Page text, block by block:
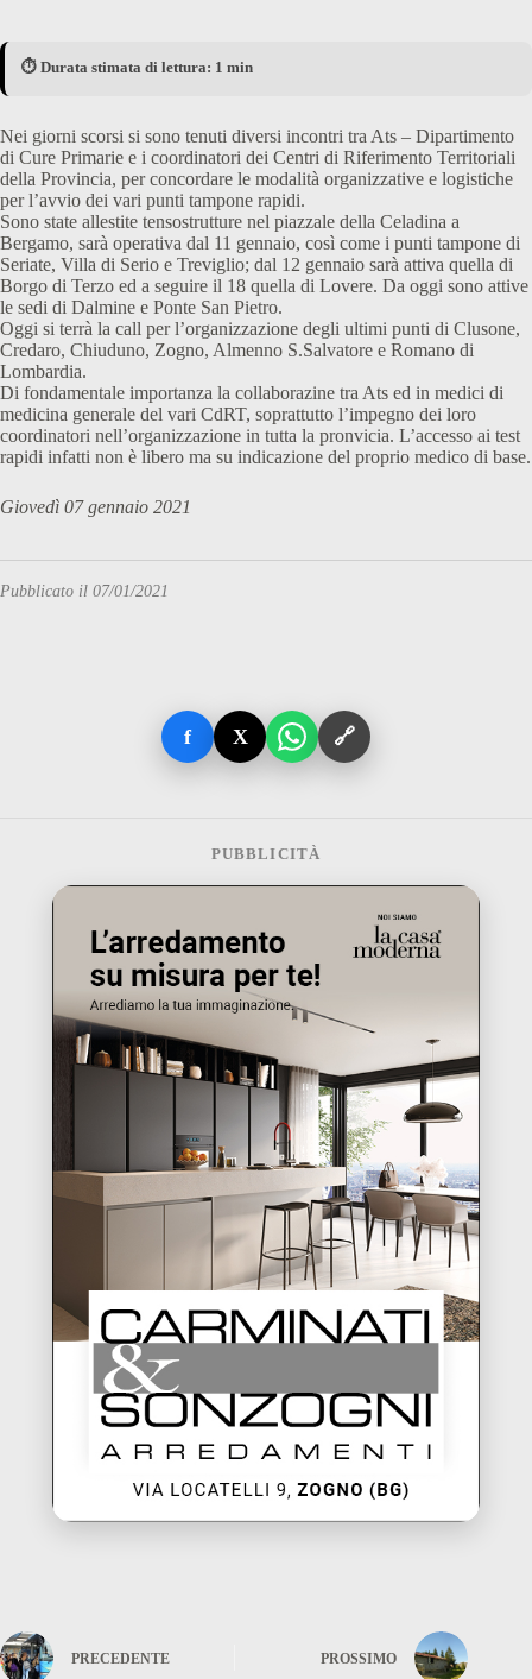
⏱️ Durata stimata di lettura: 1 min
Nei giorni scorsi si sono tenuti diversi incontri tra Ats – Dipartimento
di Cure Primarie e i coordinatori dei Centri di Riferimento Territoriali
della Provincia, per concordare le modalità organizzative e logistiche
per l’avvio dei vari punti tampone rapidi.
Sono state allestite tensostrutture nel piazzale della Celadina a
Bergamo, sarà operativa dal 11 gennaio, così come i punti tampone di
Seriate, Villa di Serio e Treviglio; dal 12 gennaio sarà attiva quella di
Borgo di Terzo ed a seguire il 18 quella di Lovere. Da oggi sono attive
le sedi di Dalmine e Ponte San Pietro.
Oggi si terrà la call per l’organizzazione degli ultimi punti di Clusone,
Credaro, Chiuduno, Zogno, Almenno S.Salvatore e Romano di
Lombardia.
Di fondamentale importanza la collaborazine tra Ats ed in medici di
medicina generale del vari CdRT, soprattutto l’impegno dei loro
coordinatori nell’organizzazione in tutta la pronvicia. L’accesso ai test
rapidi infatti non è libero ma su indicazione del proprio medico di base.
Giovedì 07 gennaio 2021
Pubblicato il 07/01/2021
f X 🔗
PUBBLICITÀ
PRECEDENTE PROSSIMO